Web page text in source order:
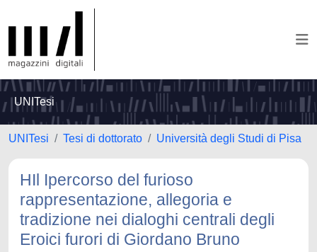
UNITesi
UNITesi Tesi di dottorato Università degli Studi di Pisa
HIl Ipercorso del furioso
rappresentazione, allegoria e
tradizione nei dialoghi centrali degli
Eroici furori di Giordano Bruno